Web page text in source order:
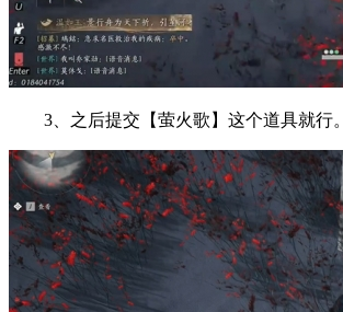
3、之后提交【萤火歌】这个道具就行。